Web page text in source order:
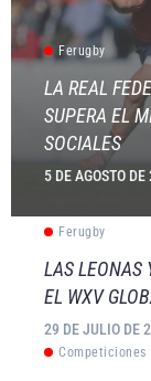
Ferugby
LA REAL
SUPERA EL
SOCIALES
5 DE AGOSTO
Ferugby
LAS LEONAS
EL WXV
29 DE JULIO DE